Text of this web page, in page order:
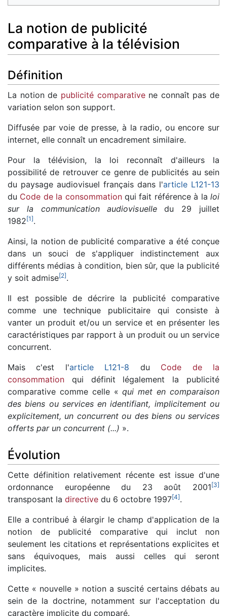
La notion de publicité
comparative à la télévision
Définition
La notion de publicité comparativene connaît pas de
variation selon son support.
Diffusée par voie de presse, à la radio, ou encore sur
internet, elle connaît un encadrement similaire.
Pour la télévision, la loi reconnaît d'ailleurs la
possibilité de retrouver ce genre de publicités au sein
du paysage audiovisuel français dans l'article L121-13
du Code de la consommationqui fait référence à laloi
sur la communication audiovisuelledu 29 juillet
1982[1].
Ainsi, la notion de publicité comparative a été conçue
dans un souci de s'appliquer indistinctement aux
différents médias à condition, bien sûr, que la publicité
y soit admise[2].
Il est possible de décrire la publicité comparative
comme une technique publicitaire qui consiste à
vanter un produit et/ou un service et en présenter les
caractéristiques par rapport à un produit ou un service
concurrent.
Mais c'est l'article L121-8 du Code de la
consommation qui définit légalement la publicité
comparative comme celle «qui met en comparaison
des biens ou services en identifiant, implicitement ou
explicitement, un concurrent ou des biens ou services
offerts par un concurrent (...) ».
Évolution
Cette définition relativement récente est issue d'une
ordonnance européenne du 23 août 2001[3]
transposant la directive du 6 octobre 1997[4].
Elle a contribué à élargir le champ d'application de la
notion de publicité comparative qui inclut non
seulement les citations et représentations explicites et
sans équivoques, mais aussi celles qui seront
implicites.
Cette « nouvelle » notion a suscité certains débats au
sein de la doctrine, notamment sur l'acceptation du
caractère implicite du comparé.